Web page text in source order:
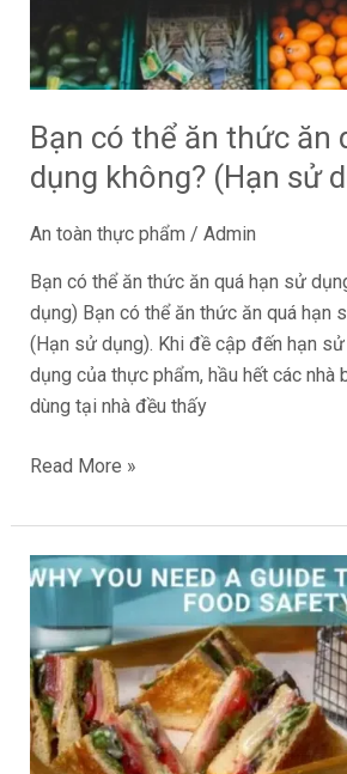
Bạn có thể ăn thức ăn
dụng không? (Hạn sử
An toàn thực phẩm / Admin
Bạn có thể ăn thức ăn quá hạn sử
dụng) Bạn có thể ăn thức ăn quá hạn
(Hạn sử dụng). Khi đề cập đến hạn
dụng của thực phẩm, hầu hết các nhà
dùng tại nhà đều thấy
hạn
sử
không?
(Hạn
dụng)
Read More »
Tại
sao
bạn
cần
hướng
dẫn
về